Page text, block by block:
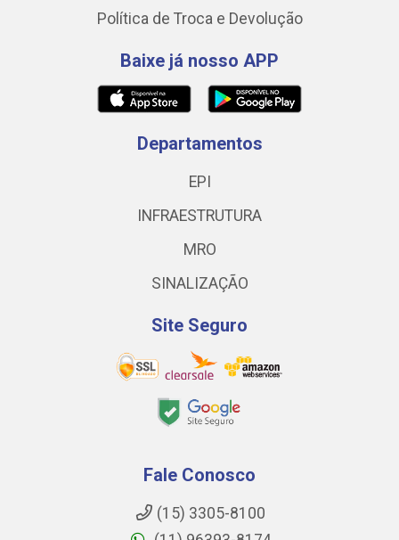
Política de Troca e Devolução
Baixe já nosso APP
Departamentos
EPI
INFRAESTRUTURA
MRO
SINALIZAÇÃO
Site Seguro
Fale Conosco
(15) 3305-8100